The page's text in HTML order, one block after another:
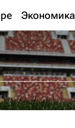
Экономика